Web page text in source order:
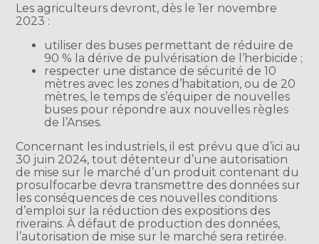
Les agriculteurs devront, dès le 1er novembre
2023 :
utiliser des buses permettant de réduire de
90 % la dérive de pulvérisation de l’herbicide ;
respecter une distance de sécurité de 10
mètres avec les zones d’habitation, ou de 20
mètres, le temps de s’équiper de nouvelles
buses pour répondre aux nouvelles règles
de l’Anses.
Concernant les industriels, il est prévu que d’ici au
30 juin 2024, tout détenteur d’une autorisation
de mise sur le marché d’un produit contenant du
prosulfocarbe devra transmettre des données sur
les conséquences de ces nouvelles conditions
d’emploi sur la réduction des expositions des
riverains. À défaut de production des données,
l’autorisation de mise sur le marché sera retirée.